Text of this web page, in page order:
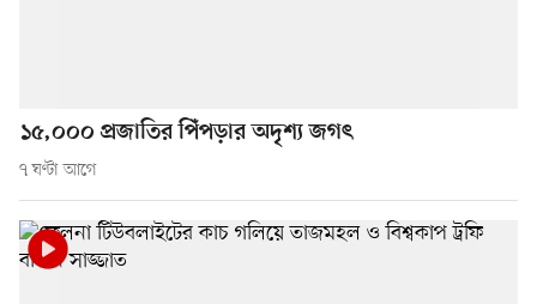
১৫,০০০ প্রজাতির পিঁপড়ার অদৃশ্য জগৎ
৭ ঘণ্টা আগে